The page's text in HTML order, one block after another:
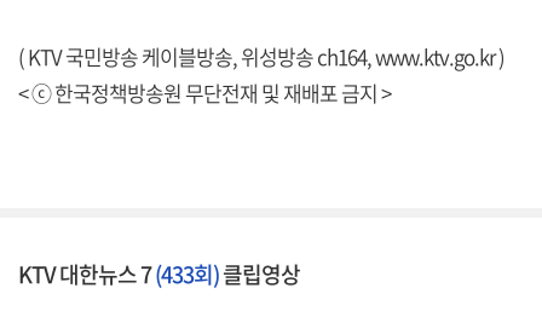
( KTV 국민방송 케이블방송, 위성방송 ch164,www.ktv.go.kr)
< ⓒ 한국정책방송원 무단전재 및 재배포 금지 >
KTV 대한뉴스 7(433회)클립영상